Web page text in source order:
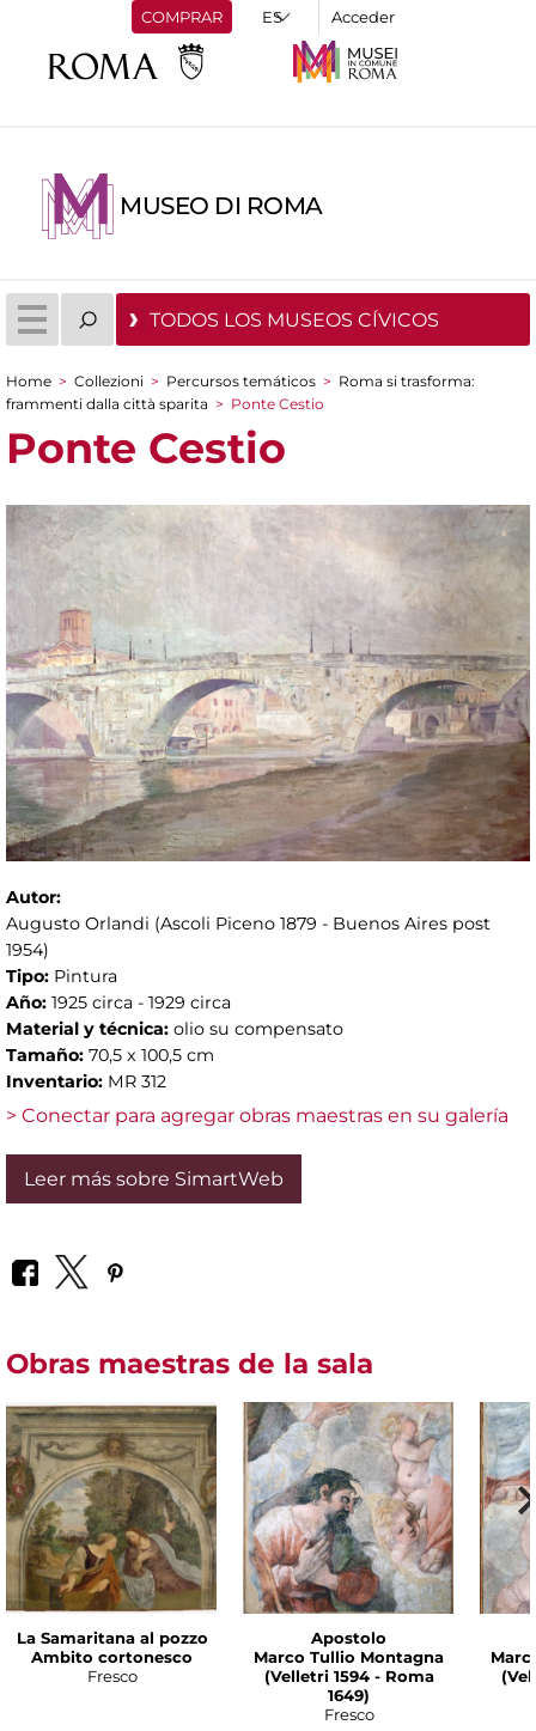
COMPRAR Acceder
MUSEO DI ROMA
TODOS LOS MUSEOS CÍVICOS
You are here
Home > Collezioni > Percursos temáticos > Roma si trasforma:
frammenti dalla città sparita > Ponte Cestio
Ponte Cestio
Autor:
Augusto Orlandi (Ascoli Piceno 1879 - Buenos Aires post
1954)
Tipo: Pintura
Año: 1925 circa - 1929 circa
Material y técnica: olio su compensato
Tamaño: 70,5 x 100,5 cm
Inventario: MR 312
> Conectar para agregar obras maestras en su galería
Leer más sobre SimartWeb
Obras maestras de la sala
La Samaritana al pozzo
Ambito cortonesco
Fresco
Apostolo
Marco Tullio Montagna
(Velletri 1594 - Roma
1649)
Fresco